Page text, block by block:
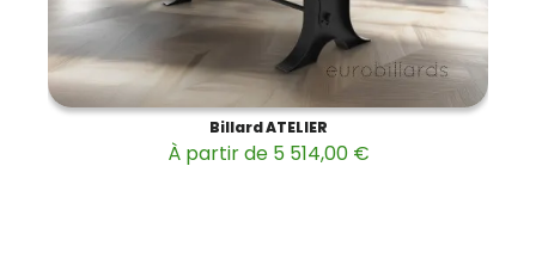
Billard ATELIER
À partir de 5 514,00 €